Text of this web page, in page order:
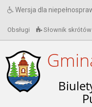
Wersja dla
Obsługi Słownik skrótów